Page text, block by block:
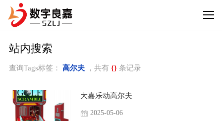
站内搜索
查询Tags标签： 高尔夫，共有 {}条记录
大嘉乐动高尔夫
2025-05-06